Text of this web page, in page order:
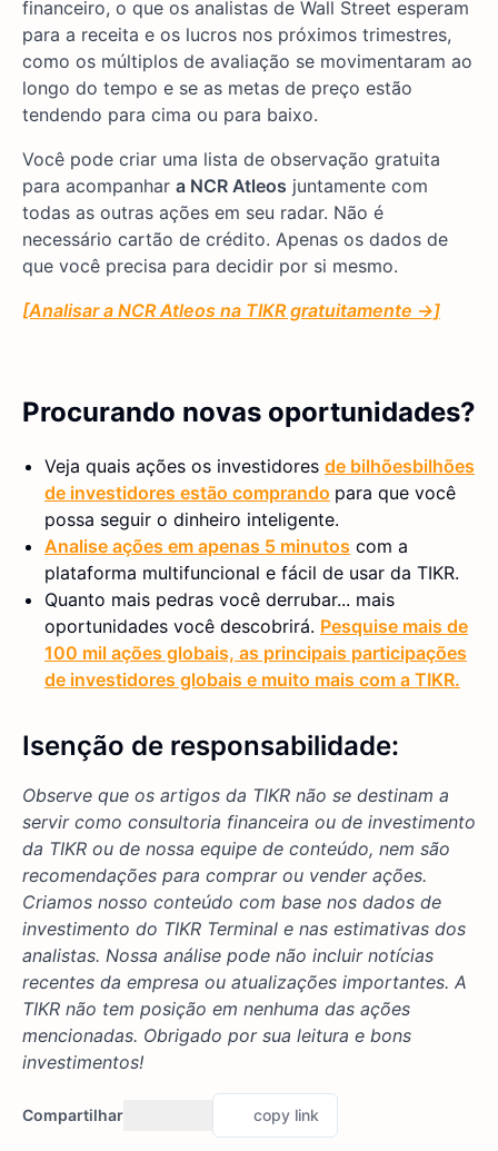
financeiro, o que os analistas de Wall Street esperam
para a receita e os lucros nos próximos trimestres,
como os múltiplos de avaliação se movimentaram ao
longo do tempo e se as metas de preço estão
tendendo para cima ou para baixo.
Você pode criar uma lista de observação gratuita
para acompanhar a NCR Atleos juntamente com
todas as outras ações em seu radar. Não é
necessário cartão de crédito. Apenas os dados de
que você precisa para decidir por si mesmo.
[Analisar a NCR Atleos na TIKR gratuitamente →]
Procurando novas oportunidades?
Veja quais ações os investidores de bilhõesbilhões
de investidores estão comprando para que você
possa seguir o dinheiro inteligente.
Analise ações em apenas 5 minutos com a
plataforma multifuncional e fácil de usar da TIKR.
Quanto mais pedras você derrubar... mais
oportunidades você descobrirá. Pesquise mais de
100 mil ações globais, as principais participações
de investidores globais e muito mais com a TIKR.
Isenção de responsabilidade:
Observe que os artigos da TIKR não se destinam a
servir como consultoria financeira ou de investimento
da TIKR ou de nossa equipe de conteúdo, nem são
recomendações para comprar ou vender ações.
Criamos nosso conteúdo com base nos dados de
investimento do TIKR Terminal e nas estimativas dos
analistas. Nossa análise pode não incluir notícias
recentes da empresa ou atualizações importantes. A
TIKR não tem posição em nenhuma das ações
mencionadas. Obrigado por sua leitura e bons
investimentos!
Compartilhar copy link